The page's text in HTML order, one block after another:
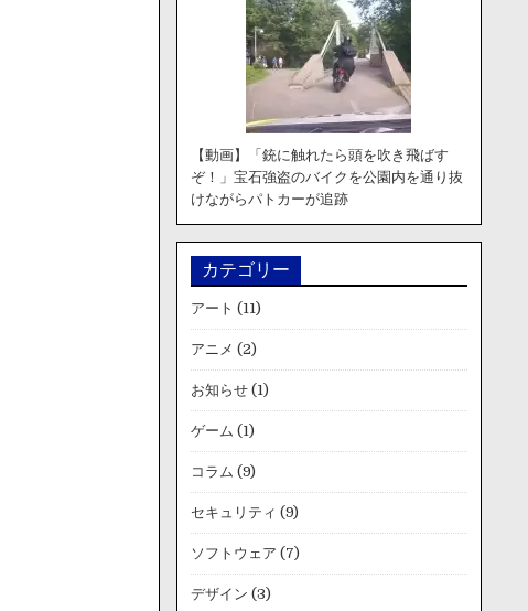
【動画】「銃に触れたら頭を吹き飛ばす
ぞ！」宝石強盗のバイクを公園内を通り抜
けながらパトカーが追跡
カテゴリー
アート (11)
アニメ (2)
お知らせ(1)
ゲーム (1)
コラム (9)
セキュリティ (9)
ソフトウェア (7)
デザイン (3)